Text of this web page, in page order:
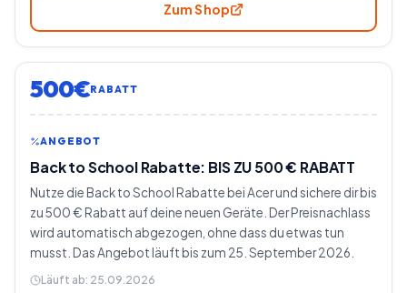
Zum Shop
500€RABATT
ANGEBOT
Back to School Rabatte: BIS ZU 500 € RABATT
Nutze die Back to School Rabatte bei Acer und sichere dir bis
zu 500 € Rabatt auf deine neuen Geräte. Der Preisnachlass
wird automatisch abgezogen, ohne dass du etwas tun
musst. Das Angebot läuft bis zum 25. September 2026.
Läuft ab: 25.09.2026